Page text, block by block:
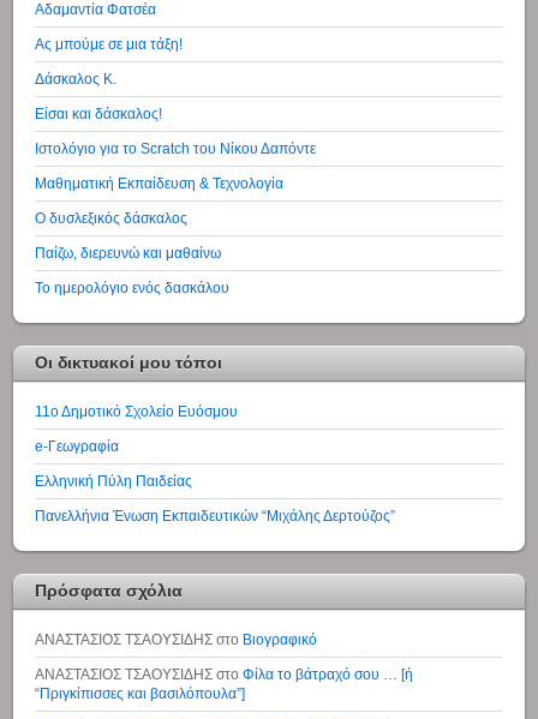
Αδαμαντία Φατσέα
Ας μπούμε σε μια τάξη!
Δάσκαλος Κ.
Είσαι και δάσκαλος!
Ιστολόγιο για το Scratch του Νίκου Δαπόντε
Μαθηματική Εκπαίδευση & Τεχνολογία
Ο δυσλεξικός δάσκαλος
Παίζω, διερευνώ και μαθαίνω
Το ημερολόγιο ενός δασκάλου
Οι δικτυακοί μου τόποι
11ο Δημοτικό Σχολείο Ευόσμου
e-Γεωγραφία
Ελληνική Πύλη Παιδείας
Πανελλήνια Ένωση Εκπαιδευτικών “Μιχάλης Δερτούζος”
Πρόσφατα σχόλια
ΑΝΑΣΤΑΣΙΟΣ ΤΣΑΟΥΣΙΔΗΣ στο Βιογραφικό
ΑΝΑΣΤΑΣΙΟΣ ΤΣΑΟΥΣΙΔΗΣ στοΦίλα το βάτραχό σου … [ή
“Πριγκίπισσες και βασιλόπουλα”]